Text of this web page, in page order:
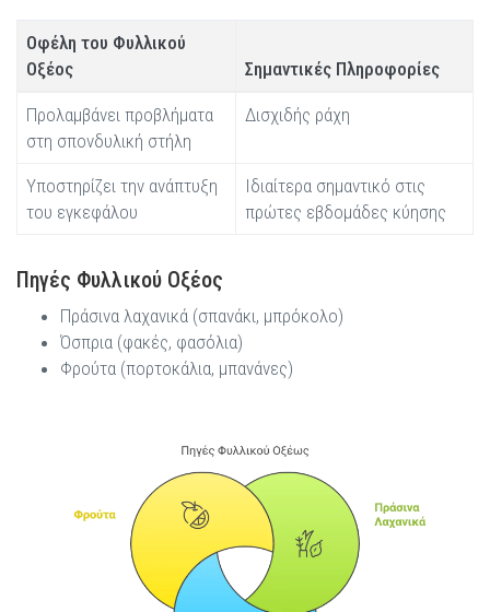
Οφέλη του Φυλλικού
Οξέος
Σημαντικές Πληροφορίες
Προλαμβάνει προβλήματα
στη σπονδυλική στήλη
Δισχιδής ράχη
Υποστηρίζει την ανάπτυξη
του εγκεφάλου
Ιδιαίτερα σημαντικό στις
πρώτες εβδομάδες κύησης
Πηγές Φυλλικού Οξέος
Πράσινα λαχανικά (σπανάκι, μπρόκολο)
Όσπρια (φακές, φασόλια)
Φρούτα (πορτοκάλια, μπανάνες)